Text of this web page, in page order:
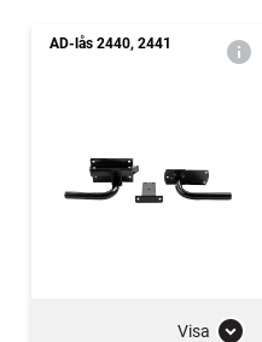
AD-lås 2440, 2441
Visa